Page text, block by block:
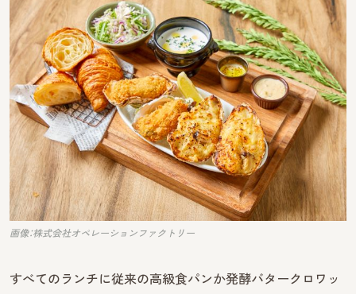
画像：株式会社オペレーションファクトリー
すべてのランチに従来の高級食パンか発酵バタークロワッ